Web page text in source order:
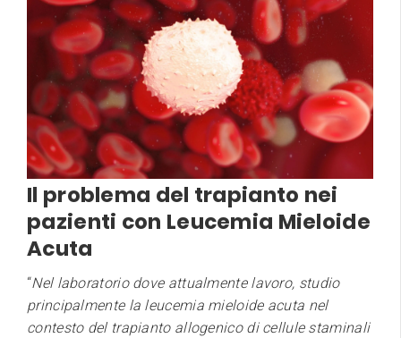
Il problema del trapianto nei
pazienti con Leucemia Mieloide
Acuta
“Nel laboratoriodove attualmente lavoro, studio
principalmente la leucemia mieloide acuta nel
contesto del trapianto allogenico di cellule staminali